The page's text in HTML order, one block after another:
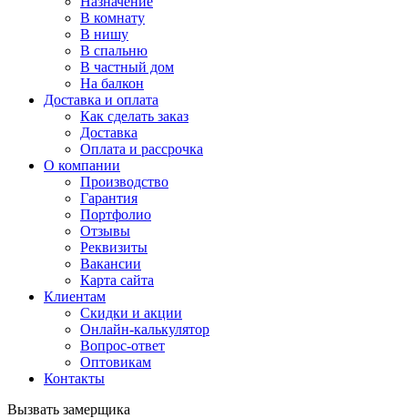
В комнату
В нишу
В спальню
В частный дом
На балкон
Доставка и оплата
Как сделать заказ
Доставка
Оплата и рассрочка
О компании
Производство
Гарантия
Портфолио
Отзывы
Реквизиты
Вакансии
Карта сайта
Клиентам
Скидки и акции
Онлайн-калькулятор
Вопрос-ответ
Оптовикам
Контакты
Вызвать замерщика